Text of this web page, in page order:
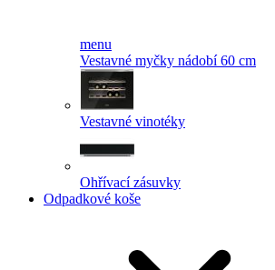
menu
Vestavné myčky nádobí 60 cm
Vestavné vinotéky
Ohřívací zásuvky
Odpadkové koše